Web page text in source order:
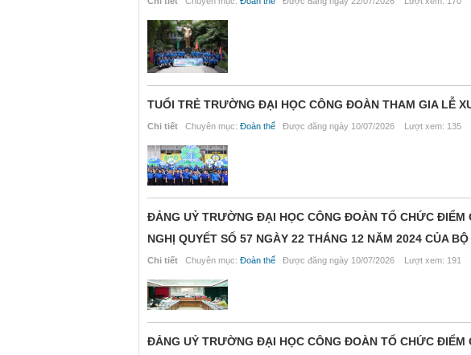
TUỔI TRẺ TRƯỜNG ĐẠI HỌC CÔNG ĐOÀN THAM GIA LỄ
Chi tiết Chuyên mục: Đoàn thể Được đăng ngày 10/07/2026 Lượt xem: 135
ĐẢNG UỶ TRƯỜNG ĐẠI HỌC CÔNG ĐOÀN TỔ CHỨC
NGHỊ QUYẾT SỐ 57 NGÀY 22 THÁNG 12 NĂM 2024 CỦA BỘ
Chi tiết Chuyên mục: Đoàn thể Được đăng ngày 10/07/2026 Lượt xem: 191
ĐẢNG UỶ TRƯỜNG ĐẠI HỌC CÔNG ĐOÀN TỔ CHỨC ĐIỂM